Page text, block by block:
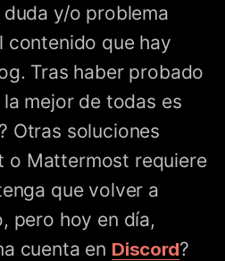
y/o problema
contenido que hay
Tras haber probado
mejor de todas es
Otras soluciones
o Mattermost requiere
que volver a
pero hoy en día,
cuenta en Discord?